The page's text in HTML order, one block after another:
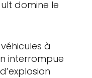
domine le
à
interrompue